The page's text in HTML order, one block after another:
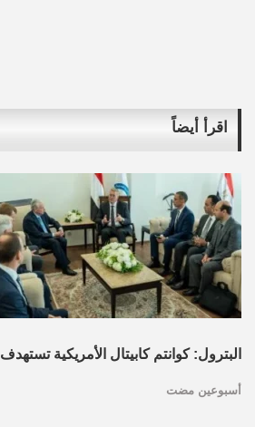
اقرأ أيضاً
البترول: كوانتم كابيتال الأمريكية تستهدف
أسبوعين مضت